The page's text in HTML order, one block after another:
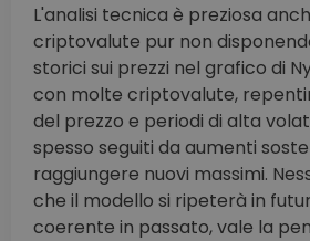
L'analisi tecnica è preziosa
criptovalute pur non
storici sui prezzi nel grafico di
con molte criptovalute,
del prezzo e periodi di alta
spesso seguiti da aumenti
raggiungere nuovi massimi.
che il modello si ripeterà in
coerente in passato, vale la